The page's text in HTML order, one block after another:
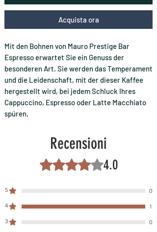
Acquista ora
Mit den Bohnen von Mauro Prestige Bar
Espresso erwartet Sie ein Genuss der
besonderen Art. Sie werden das Temperament
und die Leidenschaft, mit der dieser Kaffee
hergestellt wird, bei jedem Schluck Ihres
Cappuccino, Espresso oder Latte Macchiato
spüren.
Recensioni
Valutazione 4 stelle su 5.
4.0
5
0
4
1
3
0